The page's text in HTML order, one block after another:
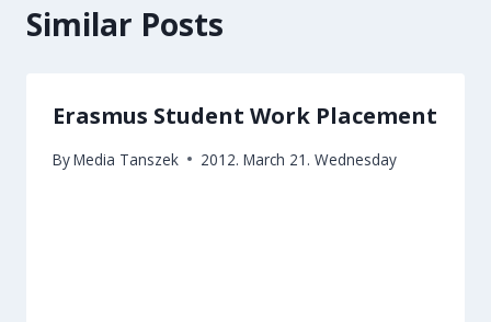
Similar Posts
Erasmus Student Work Placement
ByMedia Tanszek 2012. March 21. Wednesday